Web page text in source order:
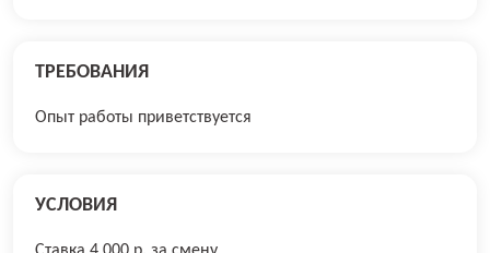
ТРЕБОВАНИЯ
Опыт работы приветствуется
УСЛОВИЯ